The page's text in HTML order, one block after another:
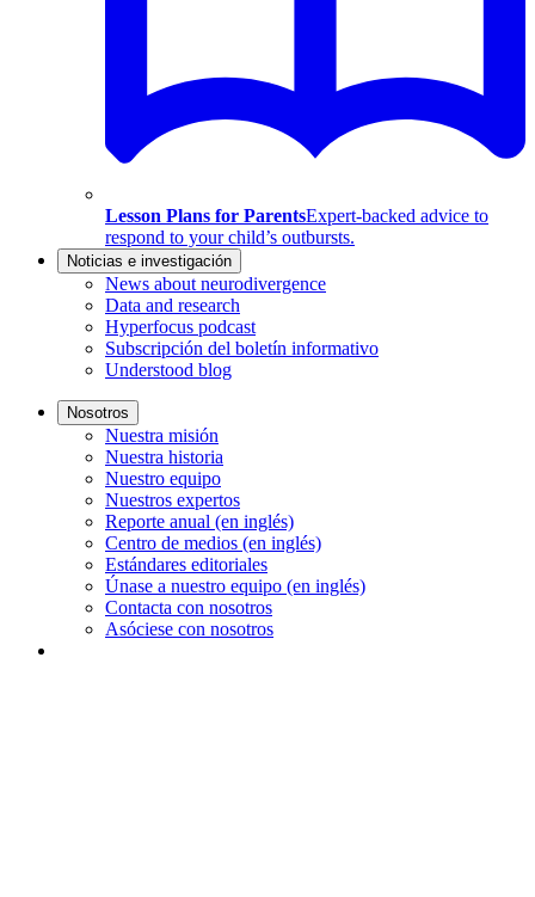
Lesson Plans for ParentsExpert-backed advice to
respond to your child’s outbursts.
Noticias e investigación
News about neurodivergence
Data and research
Hyperfocus podcast
Subscripción del boletín informativo
Understood blog
Nosotros
Nuestra misión
Nuestra historia
Nuestro equipo
Nuestros expertos
Reporte anual (en inglés)
Centro de medios (en inglés)
Estándares editoriales
Únase a nuestro equipo (en inglés)
Contacta con nosotros
Asóciese con nosotros